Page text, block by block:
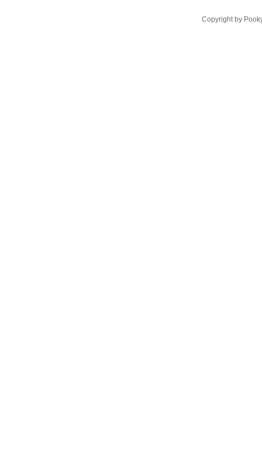
Copyright by